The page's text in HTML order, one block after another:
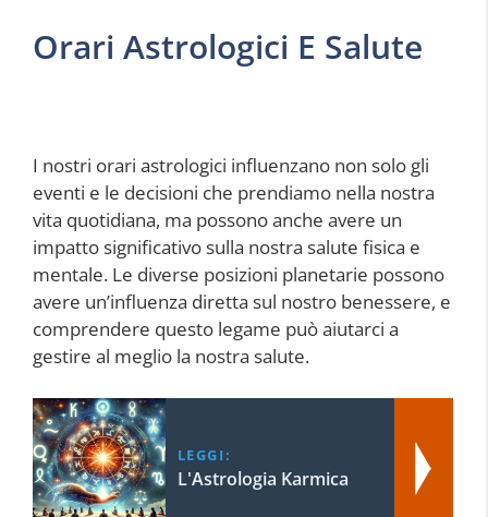
Orari Astrologici E Salute
I nostri orari astrologici influenzano non solo gli
eventi e le decisioni che prendiamo nella nostra
vita quotidiana, ma possono anche avere un
impatto significativo sulla nostra salute fisica e
mentale. Le diverse posizioni planetarie possono
avere un’influenza diretta sul nostro benessere, e
comprendere questo legame può aiutarci a
gestire al meglio la nostra salute.
LEGGI:
L'Astrologia Karmica